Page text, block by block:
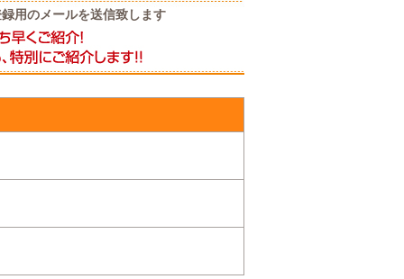
用のメールを送信致します